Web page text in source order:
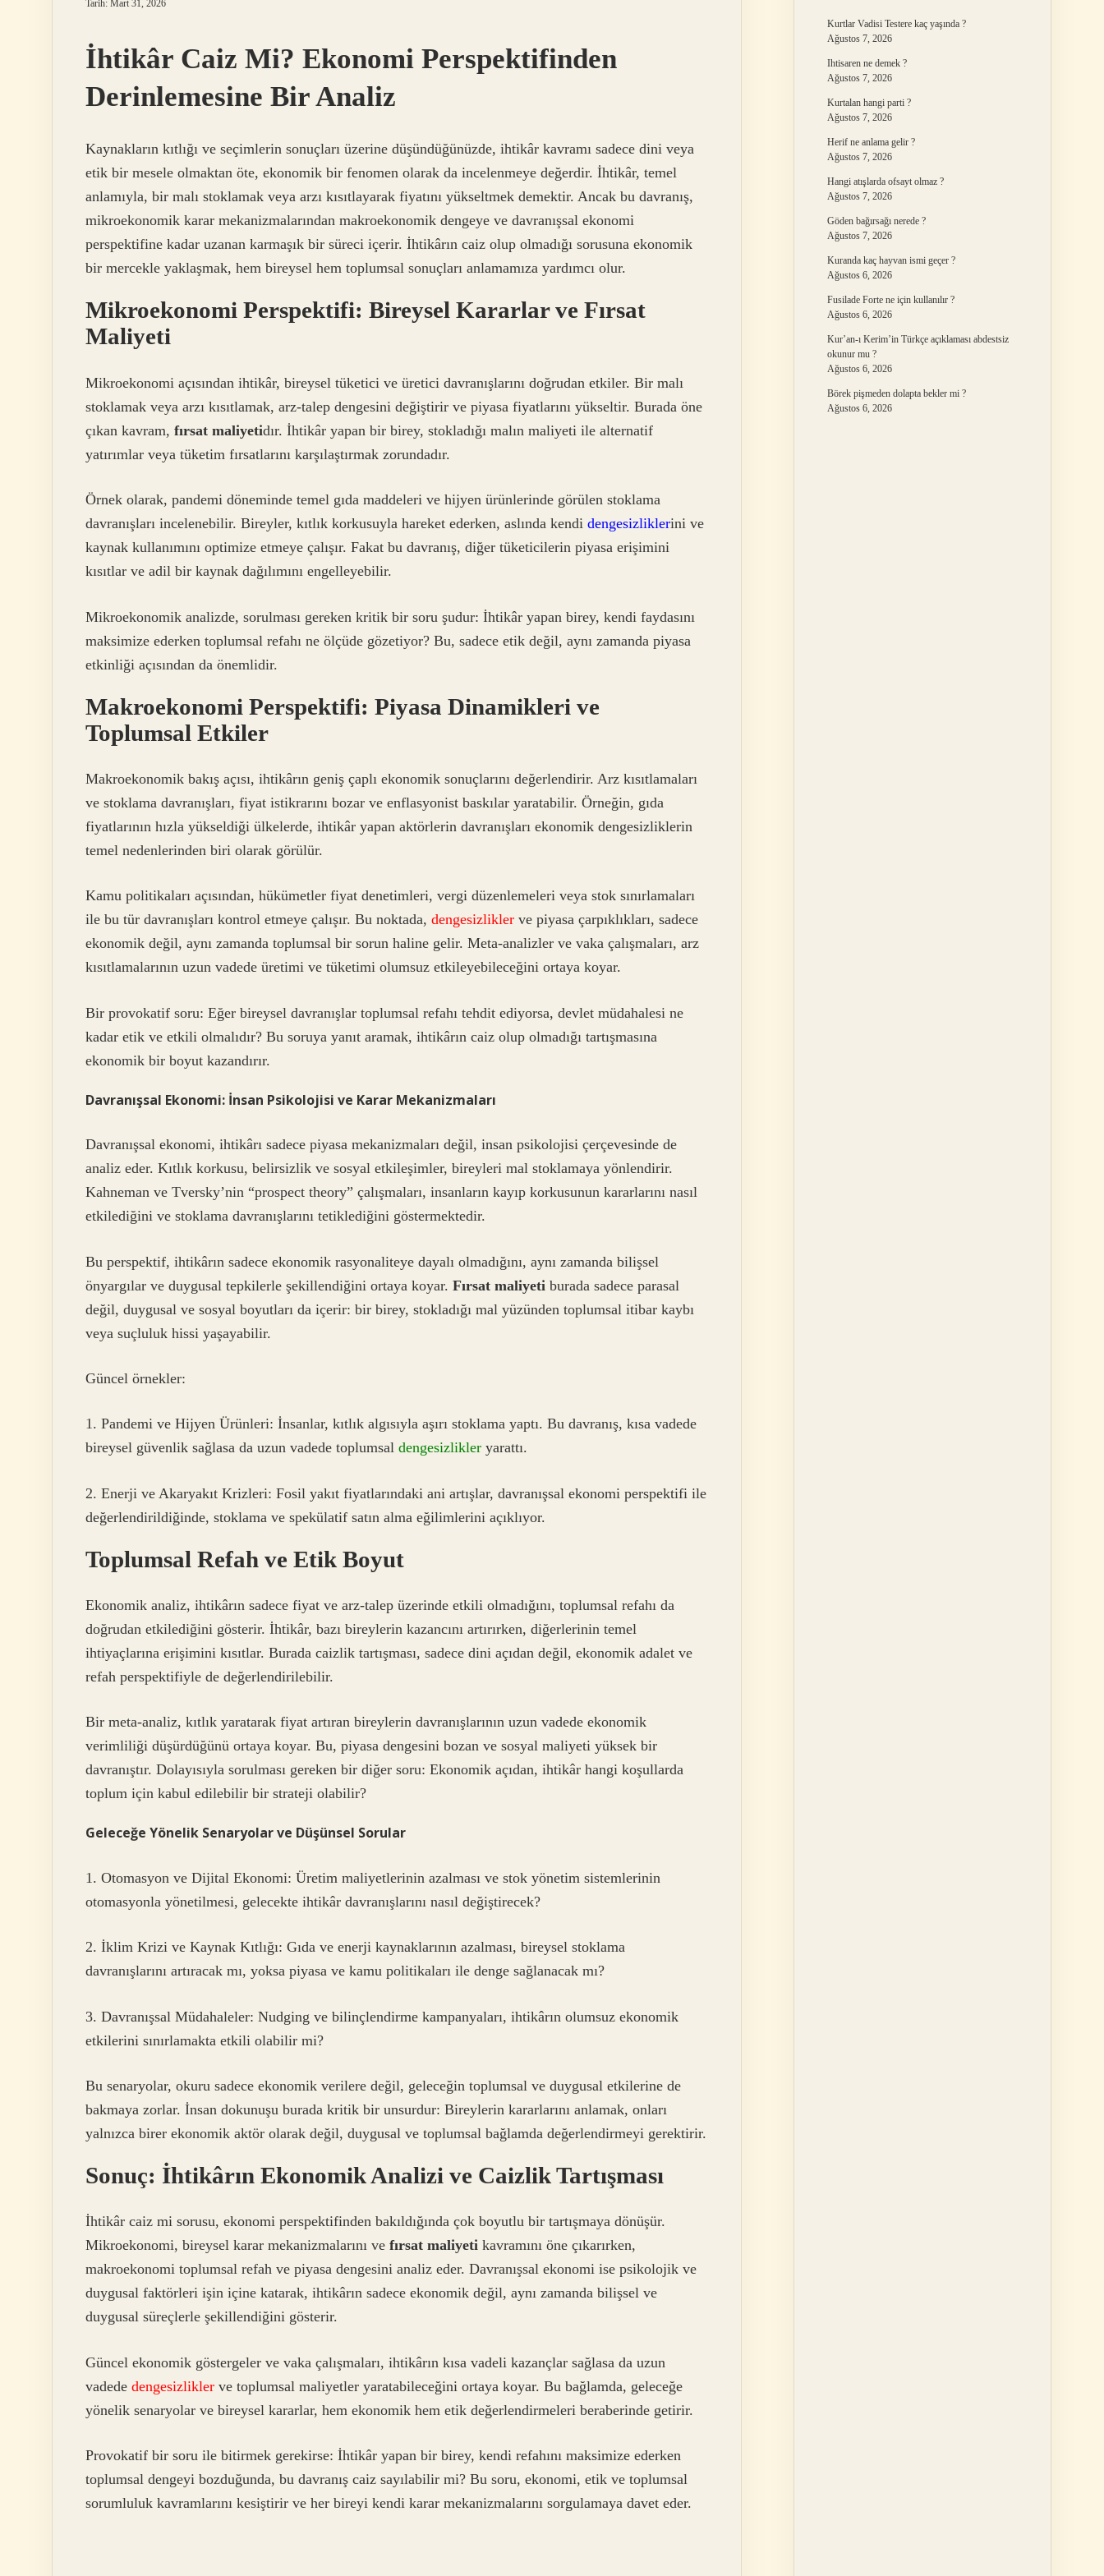
Tarih: Mart 31, 2026
İhtikâr Caiz Mi? Ekonomi Perspektifinden
Derinlemesine Bir Analiz
Kaynakların kıtlığı ve seçimlerin sonuçları üzerine düşündüğünüzde, ihtikâr kavramı sadece dini veya
etik bir mesele olmaktan öte, ekonomik bir fenomen olarak da incelenmeye değerdir. İhtikâr, temel
anlamıyla, bir malı stoklamak veya arzı kısıtlayarak fiyatını yükseltmek demektir. Ancak bu davranış,
mikroekonomik karar mekanizmalarından makroekonomik dengeye ve davranışsal ekonomi
perspektifine kadar uzanan karmaşık bir süreci içerir. İhtikârın caiz olup olmadığı sorusuna ekonomik
bir mercekle yaklaşmak, hem bireysel hem toplumsal sonuçları anlamamıza yardımcı olur.
Mikroekonomi Perspektifi: Bireysel Kararlar ve Fırsat
Maliyeti
Mikroekonomi açısından ihtikâr, bireysel tüketici ve üretici davranışlarını doğrudan etkiler. Bir malı
stoklamak veya arzı kısıtlamak, arz-talep dengesini değiştirir ve piyasa fiyatlarını yükseltir. Burada öne
çıkan kavram, fırsat maliyetidır. İhtikâr yapan bir birey, stokladığı malın maliyeti ile alternatif
yatırımlar veya tüketim fırsatlarını karşılaştırmak zorundadır.
Örnek olarak, pandemi döneminde temel gıda maddeleri ve hijyen ürünlerinde görülen stoklama
davranışları incelenebilir. Bireyler, kıtlık korkusuyla hareket ederken, aslında kendi dengesizliklerini ve
kaynak kullanımını optimize etmeye çalışır. Fakat bu davranış, diğer tüketicilerin piyasa erişimini
kısıtlar ve adil bir kaynak dağılımını engelleyebilir.
Mikroekonomik analizde, sorulması gereken kritik bir soru şudur: İhtikâr yapan birey, kendi faydasını
maksimize ederken toplumsal refahı ne ölçüde gözetiyor? Bu, sadece etik değil, aynı zamanda piyasa
etkinliği açısından da önemlidir.
Makroekonomi Perspektifi: Piyasa Dinamikleri ve
Toplumsal Etkiler
Makroekonomik bakış açısı, ihtikârın geniş çaplı ekonomik sonuçlarını değerlendirir. Arz kısıtlamaları
ve stoklama davranışları, fiyat istikrarını bozar ve enflasyonist baskılar yaratabilir. Örneğin, gıda
fiyatlarının hızla yükseldiği ülkelerde, ihtikâr yapan aktörlerin davranışları ekonomik dengesizliklerin
temel nedenlerinden biri olarak görülür.
Kamu politikaları açısından, hükümetler fiyat denetimleri, vergi düzenlemeleri veya stok sınırlamaları
ile bu tür davranışları kontrol etmeye çalışır. Bu noktada, dengesizlikler ve piyasa çarpıklıkları, sadece
ekonomik değil, aynı zamanda toplumsal bir sorun haline gelir. Meta-analizler ve vaka çalışmaları, arz
kısıtlamalarının uzun vadede üretimi ve tüketimi olumsuz etkileyebileceğini ortaya koyar.
Bir provokatif soru: Eğer bireysel davranışlar toplumsal refahı tehdit ediyorsa, devlet müdahalesi ne
kadar etik ve etkili olmalıdır? Bu soruya yanıt aramak, ihtikârın caiz olup olmadığı tartışmasına
ekonomik bir boyut kazandırır.
Davranışsal Ekonomi: İnsan Psikolojisi ve Karar Mekanizmaları
Davranışsal ekonomi, ihtikârı sadece piyasa mekanizmaları değil, insan psikolojisi çerçevesinde de
analiz eder. Kıtlık korkusu, belirsizlik ve sosyal etkileşimler, bireyleri mal stoklamaya yönlendirir.
Kahneman ve Tversky’nin “prospect theory” çalışmaları, insanların kayıp korkusunun kararlarını nasıl
etkilediğini ve stoklama davranışlarını tetiklediğini göstermektedir.
Bu perspektif, ihtikârın sadece ekonomik rasyonaliteye dayalı olmadığını, aynı zamanda bilişsel
önyargılar ve duygusal tepkilerle şekillendiğini ortaya koyar. Fırsat maliyeti burada sadece parasal
değil, duygusal ve sosyal boyutları da içerir: bir birey, stokladığı mal yüzünden toplumsal itibar kaybı
veya suçluluk hissi yaşayabilir.
Güncel örnekler:
1. Pandemi ve Hijyen Ürünleri: İnsanlar, kıtlık algısıyla aşırı stoklama yaptı. Bu davranış, kısa vadede
bireysel güvenlik sağlasa da uzun vadede toplumsal dengesizlikler yarattı.
2. Enerji ve Akaryakıt Krizleri: Fosil yakıt fiyatlarındaki ani artışlar, davranışsal ekonomi perspektifi ile
değerlendirildiğinde, stoklama ve spekülatif satın alma eğilimlerini açıklıyor.
Toplumsal Refah ve Etik Boyut
Ekonomik analiz, ihtikârın sadece fiyat ve arz-talep üzerinde etkili olmadığını, toplumsal refahı da
doğrudan etkilediğini gösterir. İhtikâr, bazı bireylerin kazancını artırırken, diğerlerinin temel
ihtiyaçlarına erişimini kısıtlar. Burada caizlik tartışması, sadece dini açıdan değil, ekonomik adalet ve
refah perspektifiyle de değerlendirilebilir.
Bir meta-analiz, kıtlık yaratarak fiyat artıran bireylerin davranışlarının uzun vadede ekonomik
verimliliği düşürdüğünü ortaya koyar. Bu, piyasa dengesini bozan ve sosyal maliyeti yüksek bir
davranıştır. Dolayısıyla sorulması gereken bir diğer soru: Ekonomik açıdan, ihtikâr hangi koşullarda
toplum için kabul edilebilir bir strateji olabilir?
Geleceğe Yönelik Senaryolar ve Düşünsel Sorular
1. Otomasyon ve Dijital Ekonomi: Üretim maliyetlerinin azalması ve stok yönetim sistemlerinin
otomasyonla yönetilmesi, gelecekte ihtikâr davranışlarını nasıl değiştirecek?
2. İklim Krizi ve Kaynak Kıtlığı: Gıda ve enerji kaynaklarının azalması, bireysel stoklama
davranışlarını artıracak mı, yoksa piyasa ve kamu politikaları ile denge sağlanacak mı?
3. Davranışsal Müdahaleler: Nudging ve bilinçlendirme kampanyaları, ihtikârın olumsuz ekonomik
etkilerini sınırlamakta etkili olabilir mi?
Bu senaryolar, okuru sadece ekonomik verilere değil, geleceğin toplumsal ve duygusal etkilerine de
bakmaya zorlar. İnsan dokunuşu burada kritik bir unsurdur: Bireylerin kararlarını anlamak, onları
yalnızca birer ekonomik aktör olarak değil, duygusal ve toplumsal bağlamda değerlendirmeyi gerektirir.
Sonuç: İhtikârın Ekonomik Analizi ve Caizlik Tartışması
İhtikâr caiz mi sorusu, ekonomi perspektifinden bakıldığında çok boyutlu bir tartışmaya dönüşür.
Mikroekonomi, bireysel karar mekanizmalarını ve fırsat maliyeti kavramını öne çıkarırken,
makroekonomi toplumsal refah ve piyasa dengesini analiz eder. Davranışsal ekonomi ise psikolojik ve
duygusal faktörleri işin içine katarak, ihtikârın sadece ekonomik değil, aynı zamanda bilişsel ve
duygusal süreçlerle şekillendiğini gösterir.
Güncel ekonomik göstergeler ve vaka çalışmaları, ihtikârın kısa vadeli kazançlar sağlasa da uzun
vadede dengesizlikler ve toplumsal maliyetler yaratabileceğini ortaya koyar. Bu bağlamda, geleceğe
yönelik senaryolar ve bireysel kararlar, hem ekonomik hem etik değerlendirmeleri beraberinde getirir.
Provokatif bir soru ile bitirmek gerekirse: İhtikâr yapan bir birey, kendi refahını maksimize ederken
toplumsal dengeyi bozduğunda, bu davranış caiz sayılabilir mi? Bu soru, ekonomi, etik ve toplumsal
sorumluluk kavramlarını kesiştirir ve her bireyi kendi karar mekanizmalarını sorgulamaya davet eder.
Kurtlar Vadisi Testere kaç yaşında ?
Ağustos 7, 2026
Ihtisaren ne demek ?
Ağustos 7, 2026
Kurtalan hangi parti ?
Ağustos 7, 2026
Herif ne anlama gelir ?
Ağustos 7, 2026
Hangi atışlarda ofsayt olmaz ?
Ağustos 7, 2026
Göden bağırsağı nerede ?
Ağustos 7, 2026
Kuranda kaç hayvan ismi geçer ?
Ağustos 6, 2026
Fusilade Forte ne için kullanılır ?
Ağustos 6, 2026
Kur’an-ı Kerim’in Türkçe açıklaması abdestsiz
okunur mu ?
Ağustos 6, 2026
Börek pişmeden dolapta bekler mi ?
Ağustos 6, 2026